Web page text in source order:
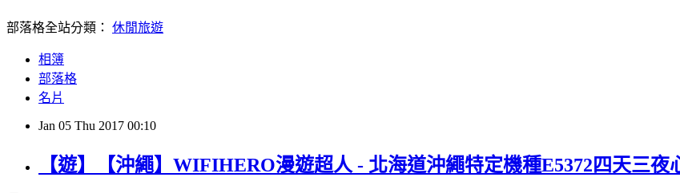
部落格全站分類： 休閒旅遊
相簿
部落格
名片
Jan 05 Thu 2017 00:10
【遊】【沖繩】WIFIHERO漫遊超人 - 北海道沖繩特定機種E5372四天三夜